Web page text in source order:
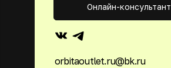
orbitaoutlet.ru@bk.ru
Онлайн-консультант